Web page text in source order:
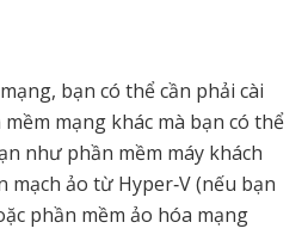
bạn có thể cần phải cài
mạng khác mà bạn có thể
như phần mềm máy khách
mạch ảo từ Hyper‑V (nếu bạn
phần mềm ảo hóa mạng